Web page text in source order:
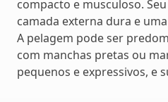
compacto e musculoso.
camada externa dura e
A pelagem pode ser
com manchas pretas ou
pequenos e expressivos, e